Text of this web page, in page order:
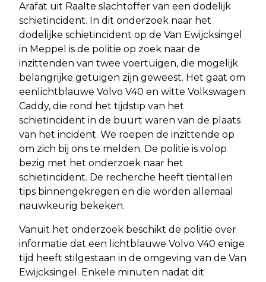
Arafat uit Raalte slachtoffer van een dodelijk
schietincident. In dit onderzoek naar het
dodelijke schietincident op de Van Ewijcksingel
in Meppel is de politie op zoek naar de
inzittenden van twee voertuigen, die mogelijk
belangrijke getuigen zijn geweest. Het gaat om
eenlichtblauwe Volvo V40 en witte Volkswagen
Caddy, die rond het tijdstip van het
schietincident in de buurt waren van de plaats
van het incident. We roepen de inzittende op
om zich bij ons te melden. De politie is volop
bezig met het onderzoek naar het
schietincident. De recherche heeft tientallen
tips binnengekregen en die worden allemaal
nauwkeurig bekeken.
Vanuit het onderzoek beschikt de politie over
informatie dat een lichtblauwe Volvo V40 enige
tijd heeft stilgestaan in de omgeving van de Van
Ewijcksingel. Enkele minuten nadat dit